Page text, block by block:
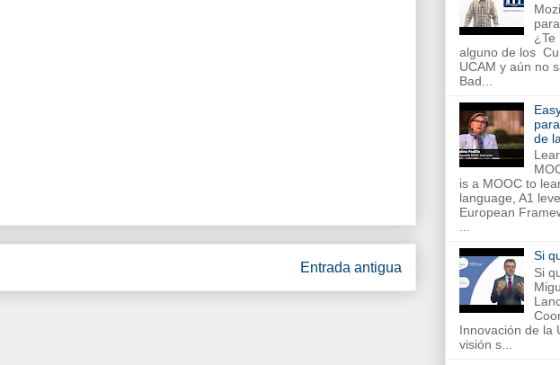
Entrada antigua
¿Te
alguno de los
UCAM y aún no
Bad...
de
is a MOOC to
language, A1
European
...
Si
Si
Innovación de la
visión s...